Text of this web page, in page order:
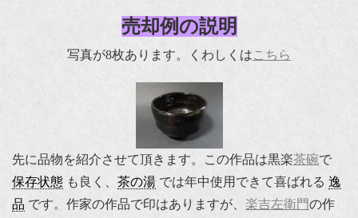
売却例の説明
写真が8枚あります。くわしくはこちら
先に品物を紹介させて頂きます。この作品は黒楽茶碗で
保存状態 も良く、 茶の湯 では年中使用できて喜ばれる 逸
品 です。作家の作品で印はありますが、 楽吉左衛門の作